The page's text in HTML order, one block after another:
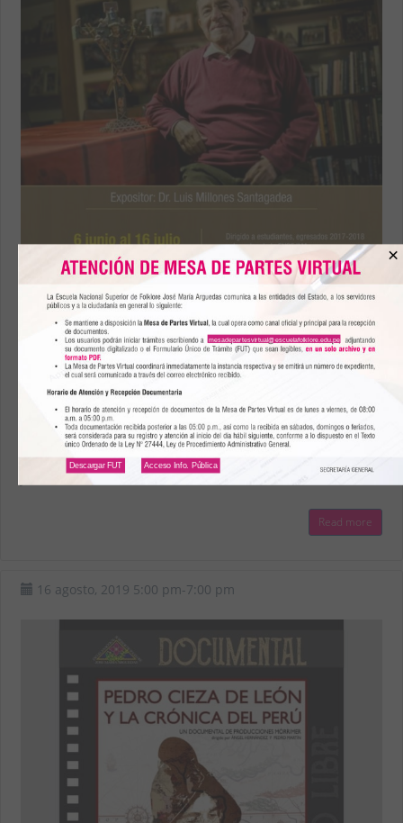
RECONOCIDO INVESTIGADOR LUIS
MILLONES DICTARÁ CURSO “HISTORIA Y
FOLKLORE”
Escuela Nacional Superior de Folklore José María
Arguedas
En el marco de las celebraciones por el 70 aniversario
institucional y rumbo al Bicentenario del Perú, la ENSF
Read more
16 agosto, 2019 5:00 pm-7:00 pm
Descargar FUT
×
Acceso Info. Pública
mesadepartesvirtual@escuelafolklore.edu.pe